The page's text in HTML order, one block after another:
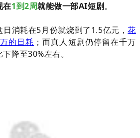
在1到2周就能做一部AI短剧。
日消耗在5月份就烧到了1.5亿元，花
的日耗 ；而真人短剧仍停留在千万
降至30%左右。